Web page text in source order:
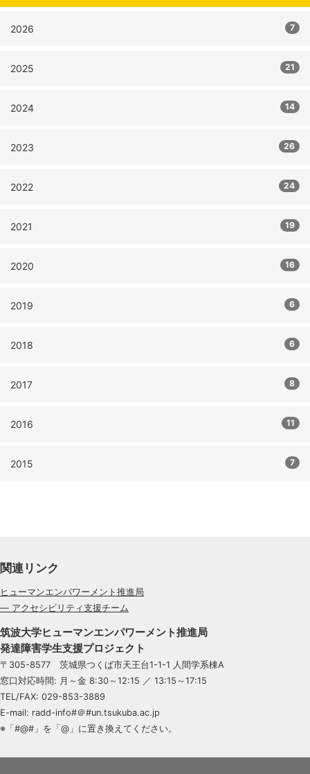
2026 7
2025 21
2024 14
2023 26
2022 24
2021 19
2020 16
2019 6
2018 6
2017 8
2016 11
2015 7
関連リンク
ヒューマンエンパワーメント推進局
— アクセシビリティ支援チーム
筑波大学ヒューマンエンパワーメント推進局
発達障害学生支援プロジェクト
〒305-8577 茨城県つくば市天王台1-1-1 人間学系棟A
窓口対応時間: 月～金 8:30～12:15 ／ 13:15～17:15
TEL/FAX: 029-853-3889
E-mail: radd-info#＠#un.tsukuba.ac.jp
※「#@#」を「@」に置き換えてください。